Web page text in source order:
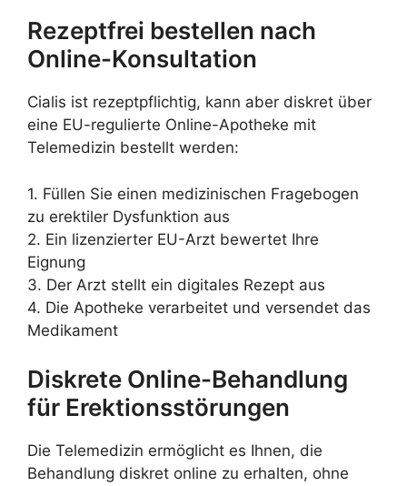
Rezeptfrei bestellen nach
Online-Konsultation
Cialis ist rezeptpflichtig, kann aber diskret über
eine EU-regulierte Online-Apotheke mit
Telemedizin bestellt werden:
1. Füllen Sie einen medizinischen Fragebogen
zu erektiler Dysfunktion aus
2. Ein lizenzierter EU-Arzt bewertet Ihre
Eignung
3. Der Arzt stellt ein digitales Rezept aus
4. Die Apotheke verarbeitet und versendet das
Medikament
Diskrete Online-Behandlung
für Erektionsstörungen
Die Telemedizin ermöglicht es Ihnen, die
Behandlung diskret online zu erhalten, ohne